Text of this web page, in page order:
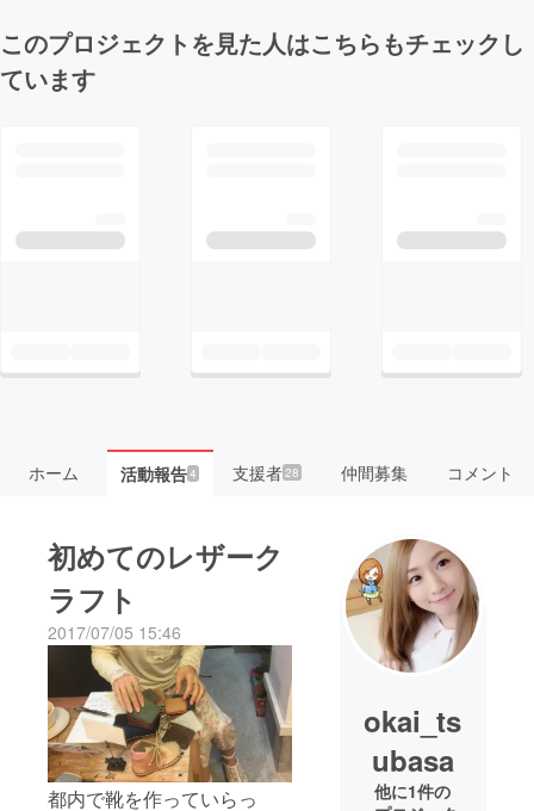
このプロジェクトを見た人はこちらもチェックし
ています
ホーム 活動報告4 支援者28 仲間募集 コメント
初めてのレザーク
ラフト
2017/07/05 15:46
都内で靴を作っていらっ
okai_ts
ubasa
他に1件の